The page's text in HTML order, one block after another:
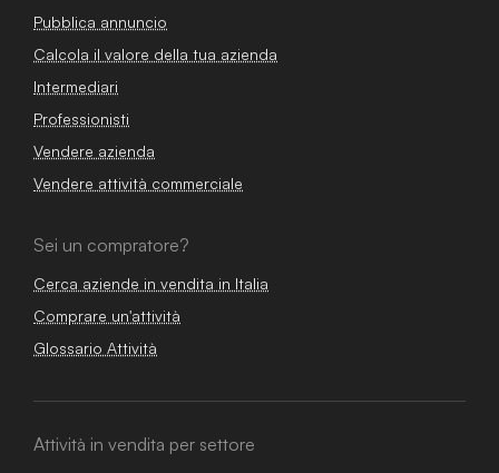
Pubblica annuncio
Calcola il valore della tua azienda
Intermediari
Professionisti
Vendere azienda
Vendere attività commerciale
Sei un compratore?
Cerca aziende in vendita in Italia
Comprare un'attività
Glossario Attività
Attività in vendita per settore